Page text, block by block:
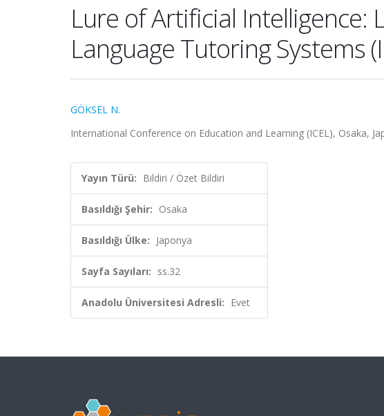
Lure of Artificial Intelligence:
Language Tutoring Systems
GÖKSEL N.
International Conference on Education and Learning (ICEL), Osaka,
Yayın Türü: Bildiri / Özet Bildiri
Basıldığı Şehir: Osaka
Basıldığı Ülke: Japonya
Sayfa Sayıları: ss.32
Anadolu Üniversitesi Adresli: Evet